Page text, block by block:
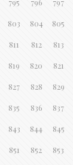
795 796 797
803 804 805
811 812 813
819 820 821
827 828 829
835 836 837
843 844 845
851 852 853